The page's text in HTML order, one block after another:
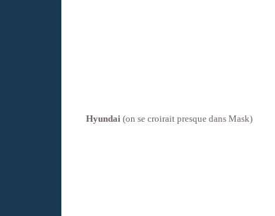
Hyundai (on se croirait presque dans Mask)